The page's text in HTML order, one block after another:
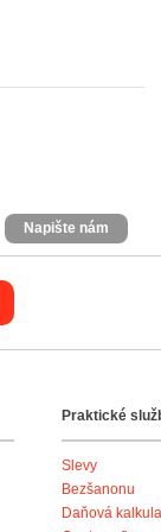
Napište nám
Praktické
Slevy
Bezšanonu
Daňová